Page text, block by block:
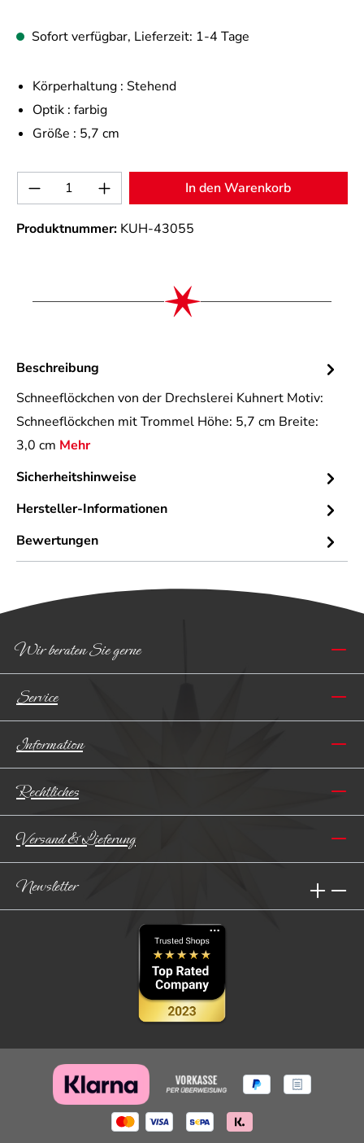
Sofort verfügbar, Lieferzeit: 1-4 Tage
Körperhaltung : Stehend
Optik : farbig
Größe : 5,7 cm
Produkt Anzahl: Gib den gewünschten
In den Warenkorb
Produktnummer: KUH-43055
Beschreibung
Schneeflöckchen von der Drechslerei Kuhnert Motiv:
Schneeflöckchen mit Trommel Höhe: 5,7 cm Breite:
3,0 cm Mehr
Sicherheitshinweise
Hersteller-Informationen
Bewertungen
Wir beraten Sie gerne
Service
Information
Rechtliches
Versand & Lieferung
Newsletter